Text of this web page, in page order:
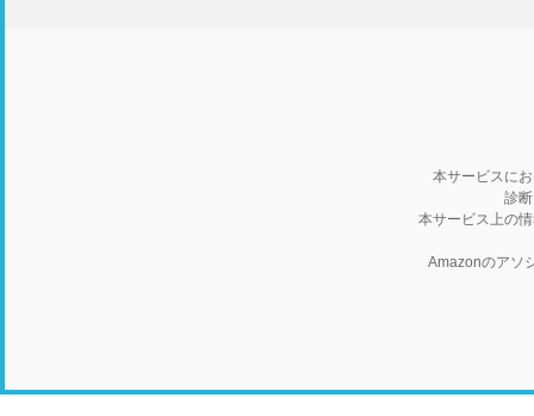
本サービスに
診
本サービス上の
Amazonのアソ